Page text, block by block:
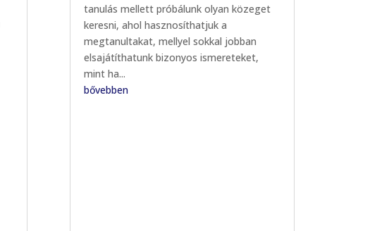
tanulás mellett próbálunk olyan közeget
keresni, ahol hasznosíthatjuk a
megtanultakat, mellyel sokkal jobban
elsajátíthatunk bizonyos ismereteket,
mint ha...
bővebben